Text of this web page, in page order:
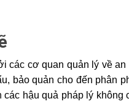
cơ quan quản lý về
bảo quản cho đến phân
hậu quả pháp lý